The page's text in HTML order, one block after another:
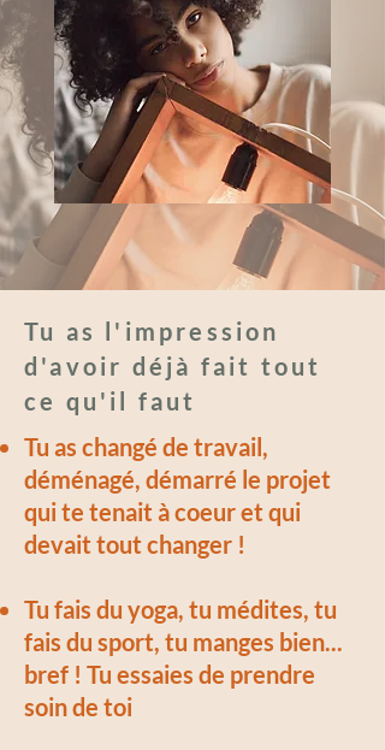
Tu as l'impression
d'avoir déjà fait tout
ce qu'il faut
Tu as changé de travail,
déménagé, démarré le projet
qui te tenait à coeur et qui
devait tout changer !
Tu fais du yoga, tu médites, tu
fais du sport, tu manges bien...
bref ! Tu essaies de prendre
soin de toi